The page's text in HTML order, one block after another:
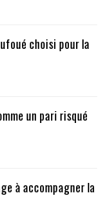
choisi pour la
un pari risqué
à accompagner la